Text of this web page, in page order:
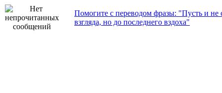
Помогите с переводом фразы: "Пусть и не
взгляда, но до последнего вздоха"